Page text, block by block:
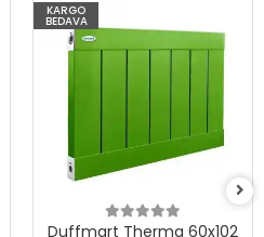
KARGO
BEDAVA
Duffmart Therma 60x102